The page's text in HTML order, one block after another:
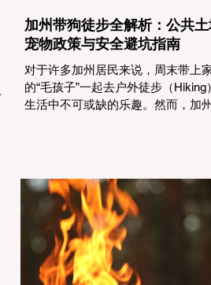
加州带狗徒步全解析：公共
宠物政策与安全避坑指南
对于许多加州居民来说，周末带上
的“毛孩子”一起去户外徒步（Hiking
生活中不可或缺的乐趣。然而，加
到了步道口才绝望地看到一块大大的
"No Dogs on Trail"（步道严禁犬只）
指示牌，这无疑会彻底毁掉整个周末
为了避免“带狗碰壁”，您必须在出发
楚地了解不同公共土地系统对宠物政
策，掌握实用的路线筛选工具，并警